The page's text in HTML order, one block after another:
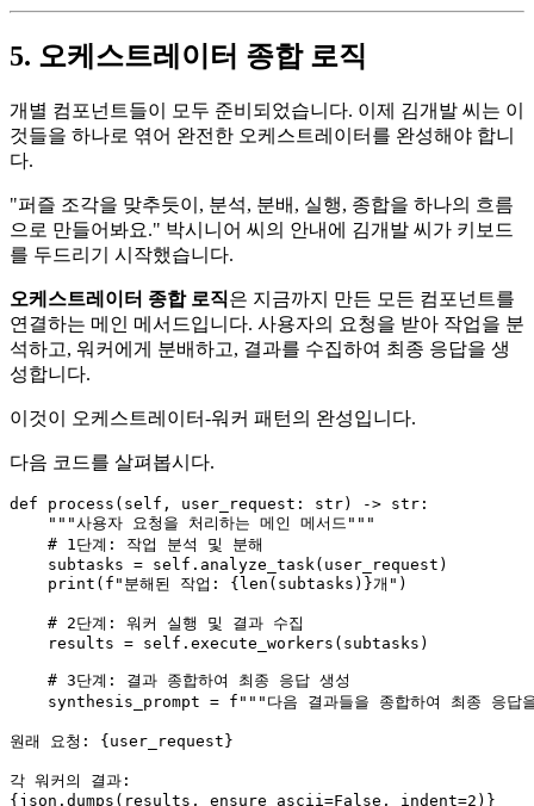
5. 오케스트레이터 종합 로직
개별 컴포넌트들이 모두 준비되었습니다. 이제 김개발 씨는 이
것들을 하나로 엮어 완전한 오케스트레이터를 완성해야 합니
다.
"퍼즐 조각을 맞추듯이, 분석, 분배, 실행, 종합을 하나의 흐름
으로 만들어봐요." 박시니어 씨의 안내에 김개발 씨가 키보드
를 두드리기 시작했습니다.
오케스트레이터 종합 로직은 지금까지 만든 모든 컴포넌트를
연결하는 메인 메서드입니다. 사용자의 요청을 받아 작업을 분
석하고, 워커에게 분배하고, 결과를 수집하여 최종 응답을 생
성합니다.
이것이 오케스트레이터-워커 패턴의 완성입니다.
다음 코드를 살펴봅시다.
def process ( self, user_request: str) -> str :
"""사용자 요청을 처리하는 메인 메서드"""
# 1단계: 작업 분석 및 분해
    subtasks =
self .analyze_task(user_request)
print ( f"분해된 작업: {len (subtasks)}개" )
# 2단계: 워커 실행 및 결과 수집
    results =
self .execute_workers(subtasks)
# 3단계: 결과 종합하여 최종 응답 생성
    synthesis_prompt =
f"""다음 결과들을 종합하여 최종 응답
원래 요청: {user_request}
{json.dumps(results, ensure_ascii=False , indent=2 )}